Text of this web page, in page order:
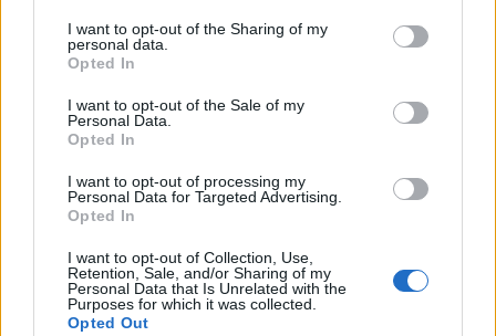
not limited to your visit or usage behaviour. You may click to
grant or deny consent to Google and its third-party tags to
use your data for below specified purposes in below Google
consent section.
I want to opt-out of the Sharing of my
personal data.
Opted In
I want to opt-out of the Sale of my
Personal Data.
Opted In
I want to opt-out of processing my
Personal Data for Targeted Advertising.
Opted In
I want to opt-out of Collection, Use,
Retention, Sale, and/or Sharing of my
Personal Data that Is Unrelated with the
Purposes for which it was collected.
Opted Out
terrore che caratterizza i film horror più iconici.0
Un’analisi della psiche umana
Vari elementi contribuiscono a creare l’orrore:
l’imprevedibilità. Suoni inquietanti, illuminazione
strategica e colpi di scena visivi amplificano
l’esperienza sensoriale. I film più memorabili
attingono a timori profondi e reali, come la paura
della morte, della solitudine e dell’abbandono, oltre